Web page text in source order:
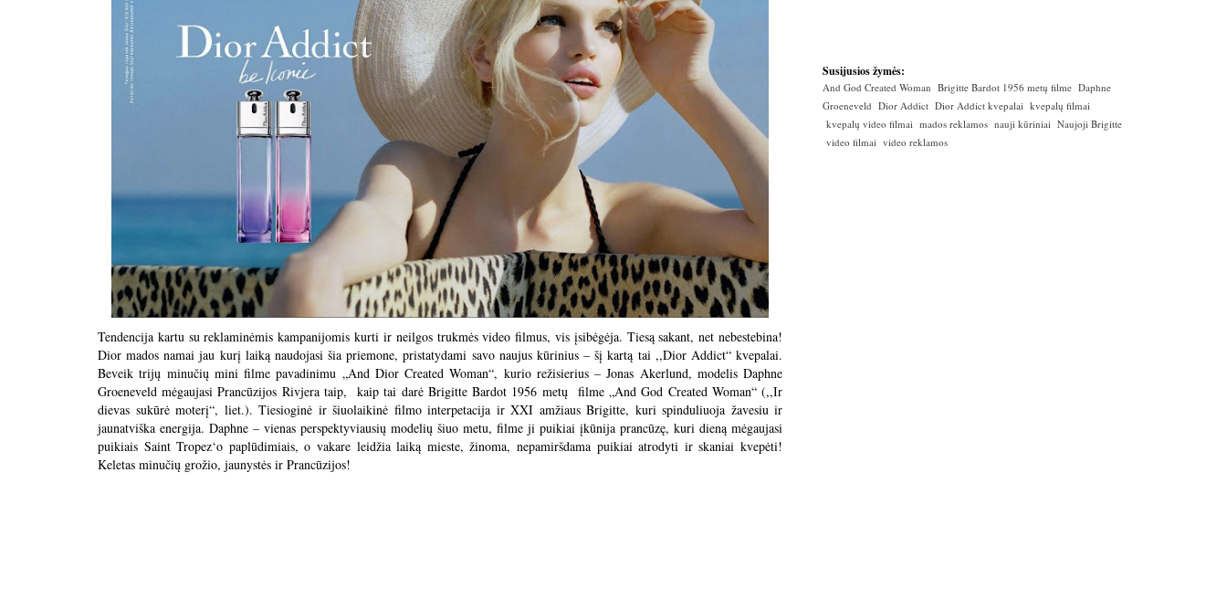
Tendencija kartu su reklaminėmis kampanijomis kurti ir neilgos trukmės video filmus, vis įsibėgėja. Tiesą sakant, net nebestebina!
Dior mados namai jau kurį laiką naudojasi šia priemone, pristatydami savo naujus kūrinius – šį kartą tai ,,Dior Addict“ kvepalai.
Beveik trijų minučių mini filme pavadinimu „And Dior Created Woman“, kurio režisierius – Jonas Akerlund, modelis Daphne
Groeneveld mėgaujasi Prancūzijos Rivjera taip, kaip tai darė Brigitte Bardot 1956 metų filme „And God Created Woman“ (,,Ir
dievas sukūrė moterį“, liet.). Tiesioginė ir šiuolaikinė filmo interpetacija ir XXI amžiaus Brigitte, kuri spinduliuoja žavesiu ir
jaunatviška energija. Daphne – vienas perspektyviausių modelių šiuo metu, filme ji puikiai įkūnija prancūzę, kuri dieną mėgaujasi
puikiais Saint Tropez‘o paplūdimiais, o vakare leidžia laiką mieste, žinoma, nepamiršdama puikiai atrodyti ir skaniai kvepėti!
Keletas minučių grožio, jaunystės ir Prancūzijos!
Susijusios žymės:
And God Created Woman Brigitte Bardot 1956 metų filme Daphne
Groeneveld Dior Addict Dior Addict kvepalai kvepalų filmai
kvepalų video filmai mados reklamos nauji kūriniai Naujoji Brigitte
video filmai video reklamos